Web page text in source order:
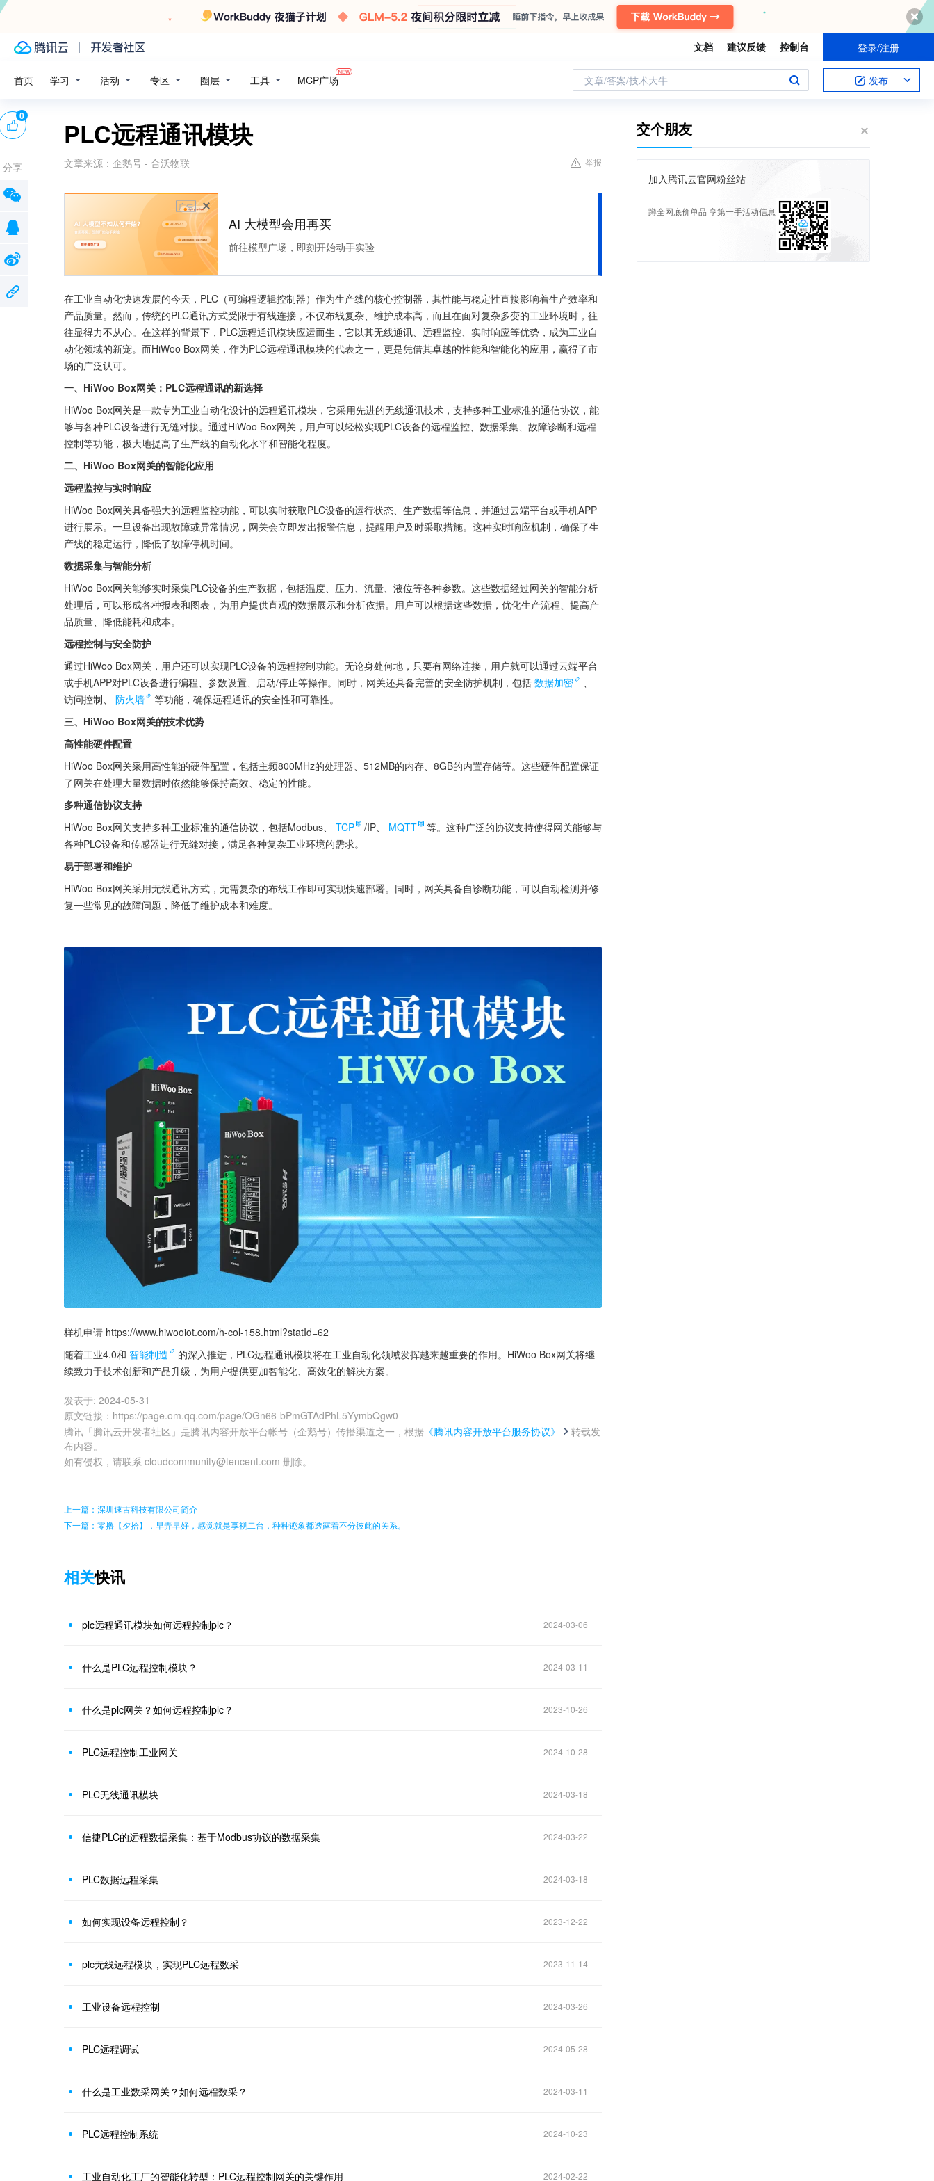
文档 建议反馈 控制台 登录/注册
首页 学习 活动 专区 圈层 工具 MCP广场 文章/答案/技术大牛 发布
PLC远程通讯模块
文章来源： 企鹅号 - 合沃物联 举报
广告
AI 大模型会用再买
前往模型广场，即刻开始动手实验
在工业自动化快速发展的今天，PLC（可编程逻辑控制器）作为生产线的核心控制器，其性能与稳定性直接影响着生产效率和
产品质量。然而，传统的PLC通讯方式受限于有线连接，不仅布线复杂、维护成本高，而且在面对复杂多变的工业环境时，往
往显得力不从心。在这样的背景下，PLC远程通讯模块应运而生，它以其无线通讯、远程监控、实时响应等优势，成为工业自
动化领域的新宠。而HiWoo Box网关，作为PLC远程通讯模块的代表之一，更是凭借其卓越的性能和智能化的应用，赢得了市
场的广泛认可。
一、HiWoo Box网关：PLC远程通讯的新选择
HiWoo Box网关是一款专为工业自动化设计的远程通讯模块，它采用先进的无线通讯技术，支持多种工业标准的通信协议，能
够与各种PLC设备进行无缝对接。通过HiWoo Box网关，用户可以轻松实现PLC设备的远程监控、数据采集、故障诊断和远程
控制等功能，极大地提高了生产线的自动化水平和智能化程度。
二、HiWoo Box网关的智能化应用
远程监控与实时响应
HiWoo Box网关具备强大的远程监控功能，可以实时获取PLC设备的运行状态、生产数据等信息，并通过云端平台或手机APP
进行展示。一旦设备出现故障或异常情况，网关会立即发出报警信息，提醒用户及时采取措施。这种实时响应机制，确保了生
产线的稳定运行，降低了故障停机时间。
数据采集与智能分析
HiWoo Box网关能够实时采集PLC设备的生产数据，包括温度、压力、流量、液位等各种参数。这些数据经过网关的智能分析
处理后，可以形成各种报表和图表，为用户提供直观的数据展示和分析依据。用户可以根据这些数据，优化生产流程、提高产
品质量、降低能耗和成本。
远程控制与安全防护
通过HiWoo Box网关，用户还可以实现PLC设备的远程控制功能。无论身处何地，只要有网络连接，用户就可以通过云端平台
或手机APP对PLC设备进行编程、参数设置、启动/停止等操作。同时，网关还具备完善的安全防护机制，包括 数据加密
、
访问控制、
防火墙
等功能，确保远程通讯的安全性和可靠性。
三、HiWoo Box网关的技术优势
高性能硬件配置
HiWoo Box网关采用高性能的硬件配置，包括主频800MHz的处理器、512MB的内存、8GB的内置存储等。这些硬件配置保证
了网关在处理大量数据时依然能够保持高效、稳定的性能。
多种通信协议支持
HiWoo Box网关支持多种工业标准的通信协议，包括Modbus、
TCP /IP、 MQTT
等。这种广泛的协议支持使得网关能够与
各种PLC设备和传感器进行无缝对接，满足各种复杂工业环境的需求。
易于部署和维护
HiWoo Box网关采用无线通讯方式，无需复杂的布线工作即可实现快速部署。同时，网关具备自诊断功能，可以自动检测并修
复一些常见的故障问题，降低了维护成本和难度。
样机申请 https://www.hiwooiot.com/h-col-158.html?statId=62
随着工业4.0和 智能制造
的深入推进，PLC远程通讯模块将在工业自动化领域发挥越来越重要的作用。HiWoo Box网关将继
续致力于技术创新和产品升级，为用户提供更加智能化、高效化的解决方案。
发表于: 2024-05-31
原文链接 ： https://page.om.qq.com/page/OGn66-bPmGTAdPhL5YymbQgw0
腾讯「腾讯云开发者社区」是腾讯内容开放平台帐号（企鹅号）传播渠道之一，根据 《腾讯内容开放平台服务协议》
转载发
布内容。
如有侵权，请联系 cloudcommunity@tencent.com 删除。
0
分享
上一篇：深圳速古科技有限公司简介
下一篇：零撸【夕拾】，早弄早好，感觉就是享视二台，种种迹象都透露着不分彼此的关系。
相关快讯
plc远程通讯模块如何远程控制plc？ 2024-03-06
什么是PLC远程控制模块？ 2024-03-11
什么是plc网关？如何远程控制plc？ 2023-10-26
PLC远程控制工业网关 2024-10-28
PLC无线通讯模块 2024-03-18
信捷PLC的远程数据采集：基于Modbus协议的数据采集 2024-03-22
PLC数据远程采集 2024-03-18
如何实现设备远程控制？ 2023-12-22
plc无线远程模块，实现PLC远程数采 2023-11-14
工业设备远程控制 2024-03-26
PLC远程调试 2024-05-28
什么是工业数采网关？如何远程数采？ 2024-03-11
PLC远程控制系统 2024-10-23
工业自动化工厂的智能化转型：PLC远程控制网关的关键作用 2024-02-22
交个朋友
加入腾讯云官网粉丝站
蹲全网底价单品 享第一手活动信息